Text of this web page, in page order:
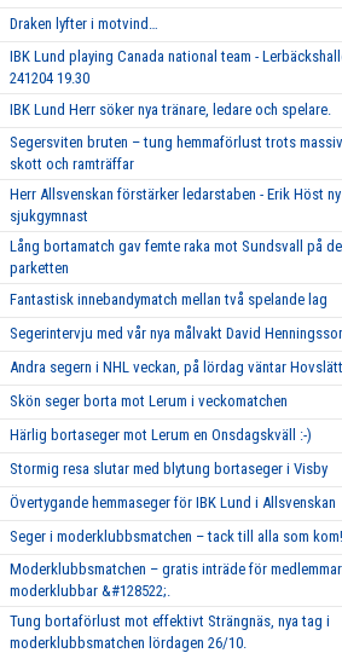
Draken lyfter i motvind…
IBK Lund playing Canada national team -
241204 19.30
IBK Lund Herr söker nya tränare, ledare och spelare.
Segersviten bruten – tung hemmaförlust trots
skott och ramträffar
Herr Allsvenskan förstärker ledarstaben - Erik Höst
sjukgymnast
Lång bortamatch gav femte raka mot Sundsvall på
parketten
Fantastisk innebandymatch mellan två spelande lag
Segerintervju med vår nya målvakt David
Andra segern i NHL veckan, på lördag väntar Hovslätt
Skön seger borta mot Lerum i veckomatchen
Härlig bortaseger mot Lerum en Onsdagskväll :-)
Stormig resa slutar med blytung bortaseger i Visby
Övertygande hemmaseger för IBK Lund i Allsvenskan
Seger i moderklubbsmatchen – tack till alla som kom!
Moderklubbsmatchen – gratis inträde för
moderklubbar &#128522;.
Tung bortaförlust mot effektivt Strängnäs, nya tag i
moderklubbsmatchen lördagen 26/10.